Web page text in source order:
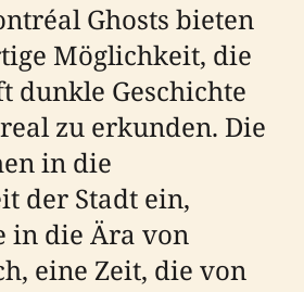
Ghosts bieten
Möglichkeit, die
dunkle Geschichte
zu erkunden. Die
in die
der Stadt ein,
in die Ära von
eine Zeit, die von